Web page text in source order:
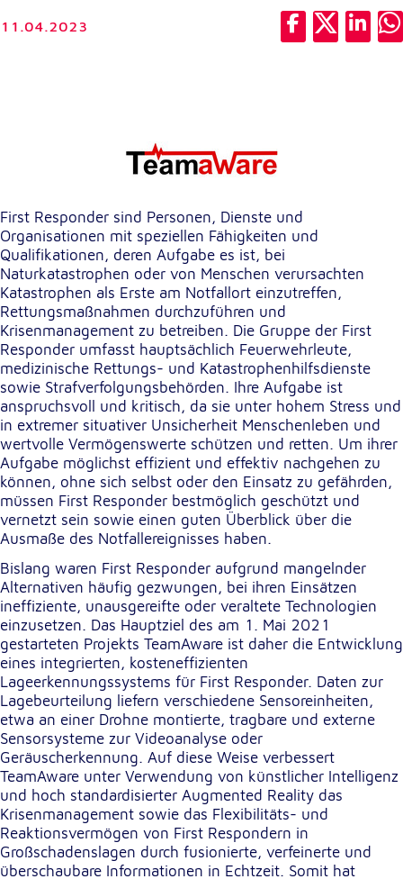
11.04.2023
First Responder sind Personen, Dienste und
Organisationen mit speziellen Fähigkeiten und
Qualifikationen, deren Aufgabe es ist, bei
Naturkatastrophen oder von Menschen verursachten
Katastrophen als Erste am Notfallort einzutreffen,
Rettungsmaßnahmen durchzuführen und
Krisenmanagement zu betreiben. Die Gruppe der First
Responder umfasst hauptsächlich Feuerwehrleute,
medizinische Rettungs- und Katastrophenhilfsdienste
sowie Strafverfolgungsbehörden. Ihre Aufgabe ist
anspruchsvoll und kritisch, da sie unter hohem Stress und
in extremer situativer Unsicherheit Menschenleben und
wertvolle Vermögenswerte schützen und retten. Um ihrer
Aufgabe möglichst effizient und effektiv nachgehen zu
können, ohne sich selbst oder den Einsatz zu gefährden,
müssen First Responder bestmöglich geschützt und
vernetzt sein sowie einen guten Überblick über die
Ausmaße des Notfallereignisses haben.
Bislang waren First Responder aufgrund mangelnder
Alternativen häufig gezwungen, bei ihren Einsätzen
ineffiziente, unausgereifte oder veraltete Technologien
einzusetzen. Das Hauptziel des am 1. Mai 2021
gestarteten Projekts TeamAware ist daher die Entwicklung
eines integrierten, kosteneffizienten
Lageerkennungssystems für First Responder. Daten zur
Lagebeurteilung liefern verschiedene Sensoreinheiten,
etwa an einer Drohne montierte, tragbare und externe
Sensorsysteme zur Videoanalyse oder
Geräuscherkennung. Auf diese Weise verbessert
TeamAware unter Verwendung von künstlicher Intelligenz
und hoch standardisierter Augmented Reality das
Krisenmanagement sowie das Flexibilitäts- und
Reaktionsvermögen von First Respondern in
Großschadenslagen durch fusionierte, verfeinerte und
überschaubare Informationen in Echtzeit. Somit hat
Statistik
Statistik Cookies erfassen Informationen anonym.
Anbieter:
Google LLC
Zweck:
Erhebung von Statistiken zur Website-Nutzung
Cookie Laufzeit:
24 Stunden - 2 Jahre
Google Tag Manager
Anbieter:
Google LLC
Externe Dienste
Um Inhalte von Videoplattformen und
Kartendiensten anzeigen zu können, werden von
diesen externen Diensten Cookies gesetzt.
YouTube
Anbieter:
Google LLC
Zweck:
Einbinden und Anzeigen von Videos
Google Maps
Name:
NID